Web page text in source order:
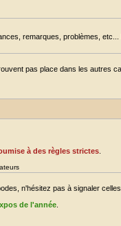
remarques, problèmes,
pas place dans les autres
à des règles strictes
n'hésitez pas à signaler
de l'année